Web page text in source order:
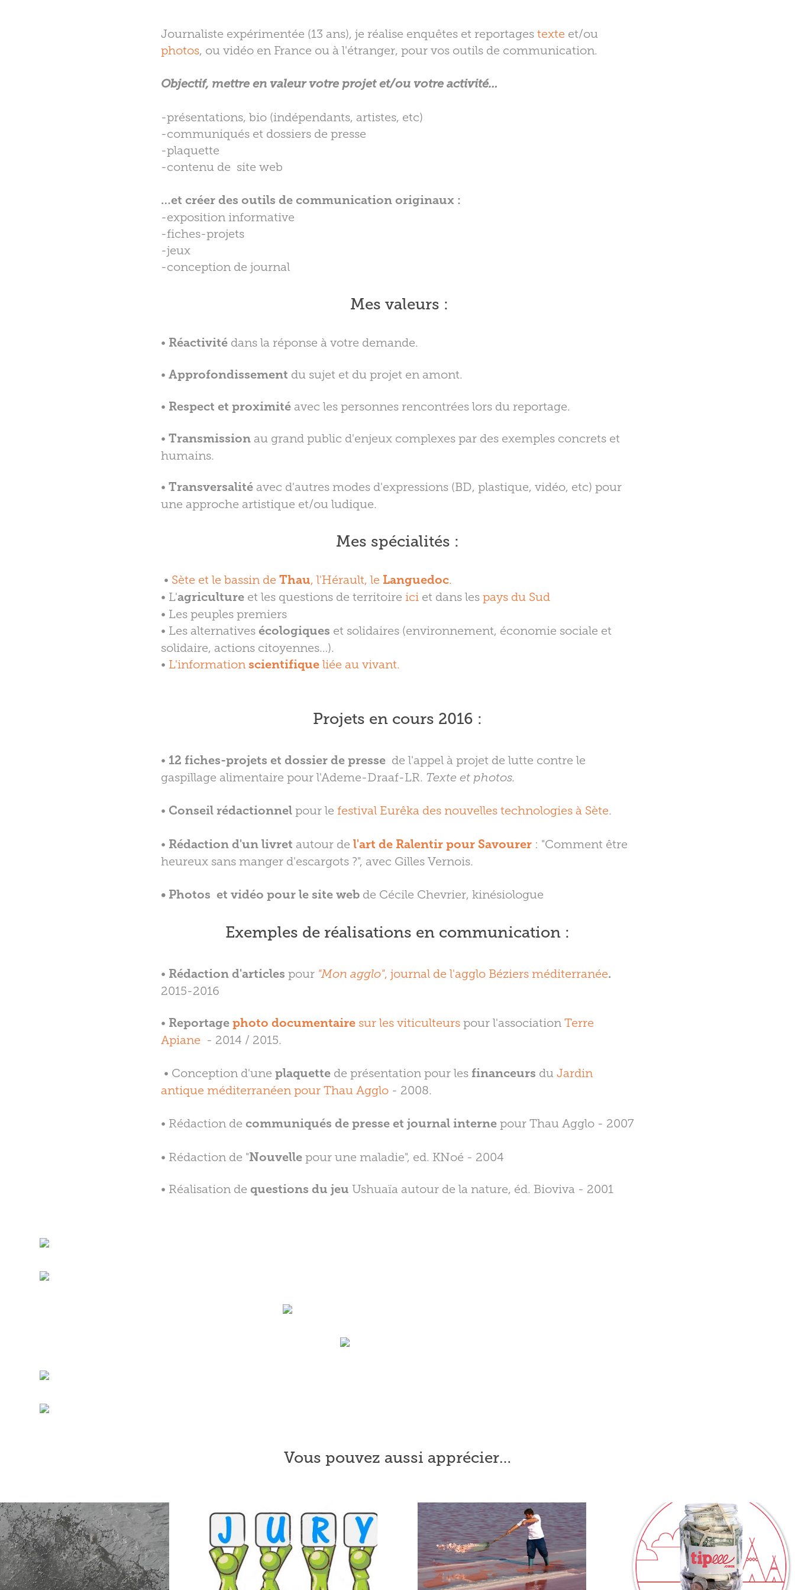
Journaliste expérimentée (13 ans), je réalise enquêtes et reportagestexte et/ou
photos, ou vidéo en France ou à l'étranger, pour vos outils de communication.
Objectif, mettre en valeur votre projet et/ou votre activité…
-présentations, bio (indépendants, artistes, etc)
-communiqués et dossiers de presse
-plaquette
-contenu de site web
…et créer des outils de communication originaux :
-exposition informative
-fiches-projets
-jeux
-conception de journal
Mes valeurs :
• Réactivitédans la réponse à votre demande.
• Approfondissement du sujet et du projet en amont.
• Respect et proximitéavec les personnes rencontrées lors du reportage.
• Transmissionau grand public d'enjeux complexes par des exemples concrets et
humains.
• Transversalité avec d'autres modes d'expressions (BD, plastique, vidéo, etc) pour
une approche artistique et/ou ludique.
Mes spécialités :
• Sète et le bassin de Thau, l'Hérault, le Languedoc.
• L'agricultureet les questions de territoire ici et dans les pays du Sud
• Les peuples premiers
• Les alternatives écologiques et solidaires (environnement, économie sociale et
solidaire, actions citoyennes…).
• L'information scientifiqueliée au vivant.
Projets en cours 2016 :
• 12 fiches-projets et dossier de pressede l'appel à projet de lutte contre le
gaspillage alimentaire pour l'Ademe-Draaf-LR. Texte et photos.
• Conseil rédactionnelpour le festival Eurêka des nouvelles technologies à Sète.
• Rédaction d'un livret autour de l'art de Ralentir pour Savourer: "Comment être
heureux sans manger d'escargots ?", avec Gilles Vernois.
• Photos et vidéo pour le site web de Cécile Chevrier, kinésiologue
Exemples de réalisations en communication :
• Rédaction d'articles pour "Mon agglo", journal de l'agglo Béziers méditerranée.
2015-2016
• Reportage photo documentairesur les viticulteurspour l'association Terre
Apiane - 2014 / 2015.
• Conception d'une plaquettede présentation pour les financeurs du Jardin
antique méditerranéen pour Thau Agglo - 2008.
• Rédaction de communiqués de presse et journal internepour Thau Agglo - 2007
• Rédaction de "Nouvellepour une maladie", ed. KNoé - 2004
• Réalisation de questions du jeu Ushuaïa autour de la nature, éd. Bioviva - 2001
Vous pouvez aussi apprécier…